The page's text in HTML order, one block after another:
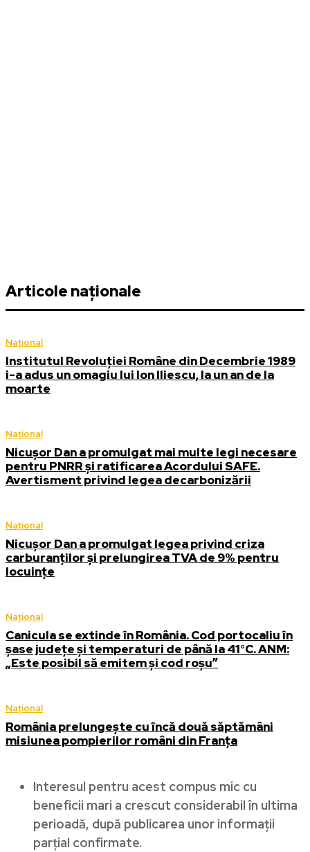
Articole naționale
Național
Institutul Revoluției Române din Decembrie 1989
i-a adus un omagiu lui Ion Iliescu, la un an de la
moarte
Național
Nicușor Dan a promulgat mai multe legi necesare
pentru PNRR și ratificarea Acordului SAFE.
Avertisment privind legea decarbonizării
Național
Nicușor Dan a promulgat legea privind criza
carburanților și prelungirea TVA de 9% pentru
locuințe
Național
Canicula se extinde în România. Cod portocaliu în
șase județe și temperaturi de până la 41°C. ANM:
„Este posibil să emitem și cod roșu”
Național
România prelungește cu încă două săptămâni
misiunea pompierilor români din Franța
Interesul pentru acest compus mic cu
beneficii mari a crescut considerabil în ultima
perioadă, după publicarea unor informaţii
parţial confirmate.